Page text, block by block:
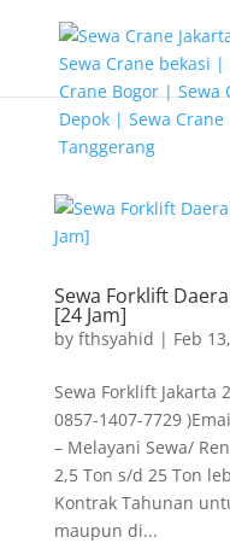
Sewa Forklift
[24 Jam]
by fthsyahid | Feb
Sewa Forklift Jakarta
0857-1407-7729
– Melayani Sewa/
2,5 Ton s/d 25 Ton
Kontrak Tahunan
maupun di...